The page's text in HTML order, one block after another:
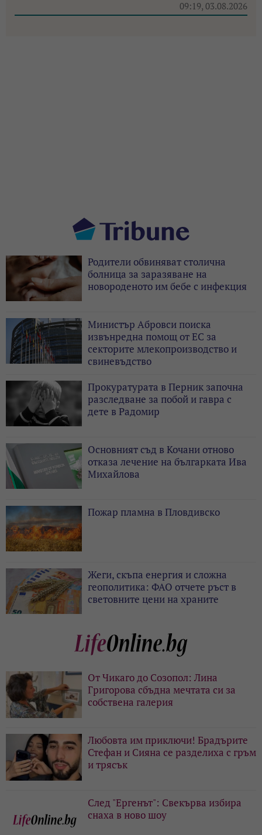
09:19, 03.08.2026
Родители обвиняват столична
болница за заразяване на
новороденото им бебе с инфекция
Министър Абровси поиска
извънредна помощ от ЕС за
секторите млекопроизводство и
свиневъдство
Прокуратурата в Перник започна
разследване за побой и гавра с
дете в Радомир
Основният съд в Кочани отново
отказа лечение на българката Ива
Михайлова
Пожар пламна в Пловдивско
Жеги, скъпа енергия и сложна
геополитика: ФАО отчете ръст в
световните цени на храните
От Чикаго до Созопол: Лина
Григорова сбъдна мечтата си за
собствена галерия
Любовта им приключи! Брадърите
Стефан и Сияна се разделиха с гръм
и трясък
След "Ергенът": Свекърва избира
снаха в ново шоу